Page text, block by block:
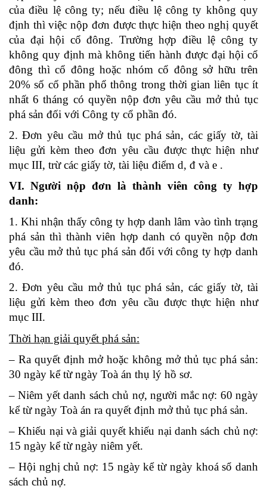
của điều lệ công ty; nếu điều lệ công ty không quy
định thì việc nộp đơn đ­ược thực hiện theo nghị quyết
của đại hội cổ đông. Trường hợp điều lệ công ty
không quy định mà không tiến hành đ­ược đại hội cổ
đông thì cổ đông hoặc nhóm cổ đông sở hữu trên
20% số cổ phần phổ thông trong thời gian liên tục ít
nhất 6 tháng có quyền nộp đơn yêu cầu mở thủ tục
phá sản đối với Công ty cổ phần đó.
2. Đơn yêu cầu mở thủ tục phá sản, các giấy tờ, tài
liệu gửi kèm theo đơn yêu cầu đ­ược thực hiện như
mục III, trừ các giấy tờ, tài liệu điểm d, đ và e .
VI. Người nộp đơn là thành viên công ty hợp
danh:
1. Khi nhận thấy công ty hợp danh lâm vào tình trạng
phá sản thì thành viên hợp danh có quyền nộp đơn
yêu cầu mở thủ tục phá sản đối với công ty hợp danh
đó.
2. Đơn yêu cầu mở thủ tục phá sản, các giấy tờ, tài
liệu gửi kèm theo đơn yêu cầu được thực hiện như
mục III.
Thời hạn giải quyết phá sản:
– Ra quyết định mở hoặc không mở thủ tục phá sản:
30 ngày kể từ ngày Toà án thụ lý hồ sơ.
– Niêm yết danh sách chủ nợ, người mắc nợ: 60 ngày
kể từ ngày Toà án ra quyết định mở thủ tục phá sản.
– Khiếu nại và giải quyết khiếu nại danh sách chủ nợ:
15 ngày kể từ ngày niêm yết.
– Hội nghị chủ nợ: 15 ngày kể từ ngày khoá sổ danh
sách chủ nợ.